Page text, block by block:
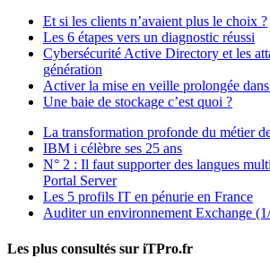
Et si les clients n’avaient plus le choix ?
Les 6 étapes vers un diagnostic réussi
Cybersécurité Active Directory et les
génération
Activer la mise en veille prolongée
Une baie de stockage c’est quoi ?
La transformation profonde du métier
IBM i célèbre ses 25 ans
N° 2 : Il faut supporter des langues
Portal Server
Les 5 profils IT en pénurie en France
Auditer un environnement Exchange
Les plus consultés sur iTPro.fr